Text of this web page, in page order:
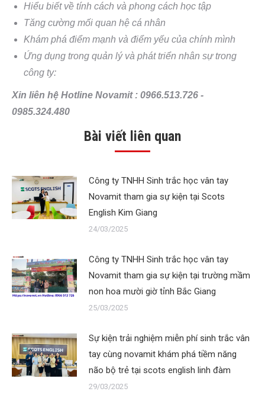
Hiểu biết về tính cách và phong cách học tập
Tăng cường mối quan hệ cá nhân
Khám phá điểm mạnh và điểm yếu của chính mình
Ứng dụng trong quản lý và phát triển nhân sự trong
công ty:
Xin liên hệ Hotline Novamit : 0966.513.726 -
0985.324.480
Bài viết liên quan
Công ty TNHH Sinh trắc học vân tay
Novamit tham gia sự kiện tại Scots
English Kim Giang
24/03/2025
Công ty TNHH Sinh trắc học vân tay
Novamit tham gia sự kiện tại trường mầm
non hoa mười giờ tỉnh Bắc Giang
25/03/2025
Sự kiện trải nghiệm miễn phí sinh trắc vân
tay cùng novamit khám phá tiềm năng
não bộ trẻ tại scots english linh đàm
29/03/2025